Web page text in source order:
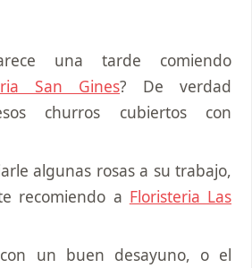
una tarde comiendo
San Gines? De verdad
churros cubiertos con
algunas rosas a su trabajo,
recomiendo a Floristeria Las
un buen desayuno, o el